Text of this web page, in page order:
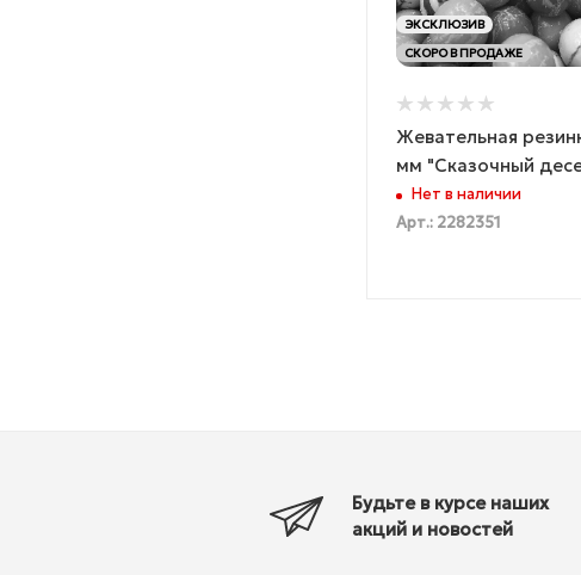
ЭКСКЛЮЗИВ
СКОРО В ПРОДАЖЕ
Жевательная
мм "Сказочный
Нет в наличии
Арт.: 2282351
Будьте в курсе наших
акций и новостей